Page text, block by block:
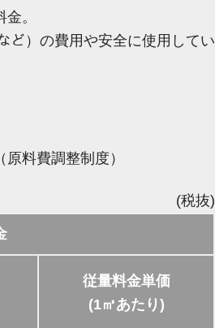
。
ど）の費用や安全に使用してい
料費調整制度）
(税抜)
従量料金単価
(1㎥あたり)